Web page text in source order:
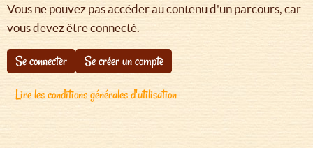
Vous ne pouvez pas accéder au contenu d'un parcours, car
vous devez être connecté.
Se connecter
Se créer un compte
Lire les conditions générales d'utilisation